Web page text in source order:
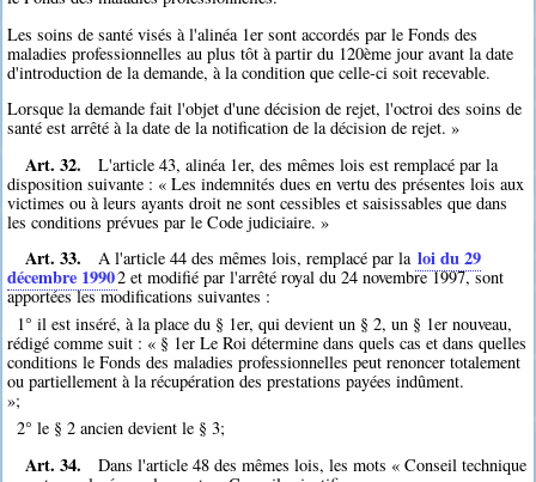
Les soins de santé visés à l'alinéa 1er sont accordés par le Fonds des
maladies professionnelles au plus tôt à partir du 120ème jour avant la date
d'introduction de la demande, à la condition que celle-ci soit recevable.
Lorsque la demande fait l'objet d'une décision de rejet, l'octroi des soins de
santé est arrêté à la date de la notification de la décision de rejet. »
Art. 32.
L'article 43, alinéa 1er, des mêmes lois est remplacé par la
disposition suivante : « Les indemnités dues en vertu des présentes lois aux
victimes ou à leurs ayants droit ne sont cessibles et saisissables que dans
les conditions prévues par le Code judiciaire. »
Art. 33. A l'article 44 des mêmes lois, remplacé par la loi du 29
décembre 19902 et modifié par l'arrêté royal du 24 novembre 1997, sont
apportées les modifications suivantes :
1° il est inséré, à la place du § 1er, qui devient un § 2, un § 1er nouveau,
rédigé comme suit : « § 1er Le Roi détermine dans quels cas et dans quelles
conditions le Fonds des maladies professionnelles peut renoncer totalement
ou partiellement à la récupération des prestations payées indûment.
»;
2° le § 2 ancien devient le § 3;
Art. 34.
Dans l'article 48 des mêmes lois, les mots « Conseil technique